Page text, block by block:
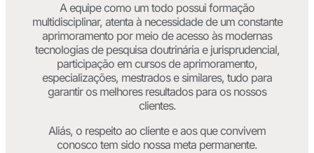
A equipe como um todo possui formação
multidisciplinar, atenta à necessidade de um constante
aprimoramento por meio de acesso às modernas
tecnologias de pesquisa doutrinária e jurisprudencial,
participação em cursos de aprimoramento,
especializações, mestrados e similares, tudo para
garantir os melhores resultados para os nossos
clientes.
Aliás, o respeito ao cliente e aos que convivem
conosco tem sido nossa meta permanente.